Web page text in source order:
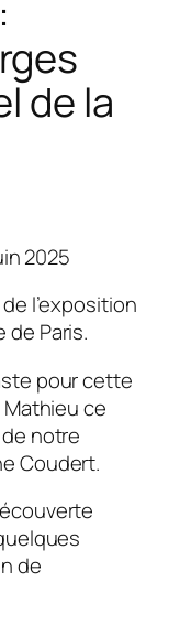
de la
2025
l’exposition
de Paris.
pour cette
ce
notre
Coudert.
de